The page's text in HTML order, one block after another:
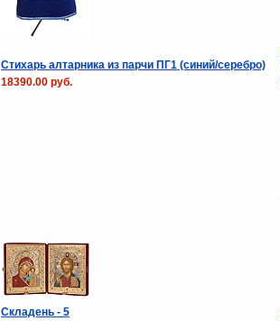
Стихарь алтарника из парчи ПГ1 (синий/серебро)
18390.00 руб.
Складень - 5